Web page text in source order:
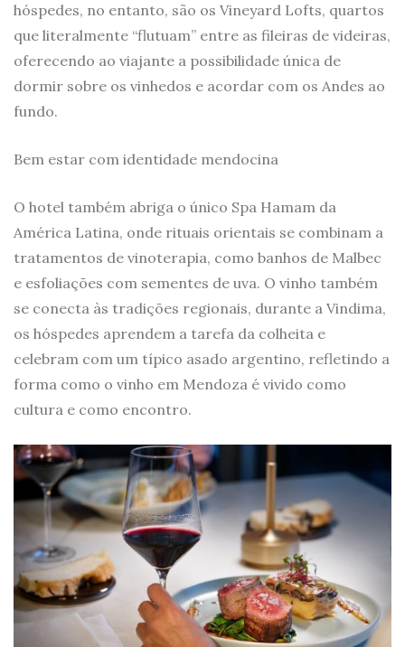
hóspedes, no entanto, são os Vineyard Lofts, quartos
que literalmente “flutuam” entre as fileiras de videiras,
oferecendo ao viajante a possibilidade única de
dormir sobre os vinhedos e acordar com os Andes ao
fundo.
Bem estar com identidade mendocina
O hotel também abriga o único Spa Hamam da
América Latina, onde rituais orientais se combinam a
tratamentos de vinoterapia, como banhos de Malbec
e esfoliações com sementes de uva. O vinho também
se conecta às tradições regionais, durante a Vindima,
os hóspedes aprendem a tarefa da colheita e
celebram com um típico asado argentino, refletindo a
forma como o vinho em Mendoza é vivido como
cultura e como encontro.